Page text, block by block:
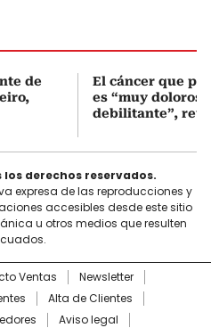
de
El cáncer que
es “muy
debilitante”,
los derechos reservados.
expresa de las reproducciones y
accesibles desde este sitio
u otros medios que resulten
Ventas
Newsletter
Alta de Clientes
Aviso legal